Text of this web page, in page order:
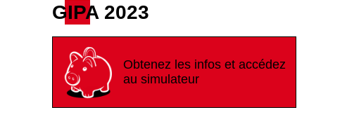
GIPA 2023
Obtenez les infos et accédez
au simulateur